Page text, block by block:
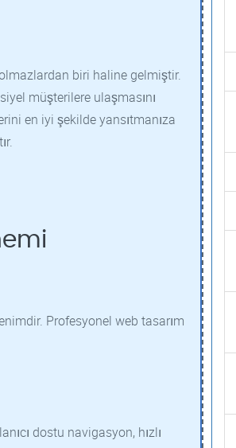
biri haline gelmiştir.
müşterilere ulaşmasını
en iyi şekilde yansıtmanıza
Profesyonel web tasarım
dostu navigasyon, hızlı